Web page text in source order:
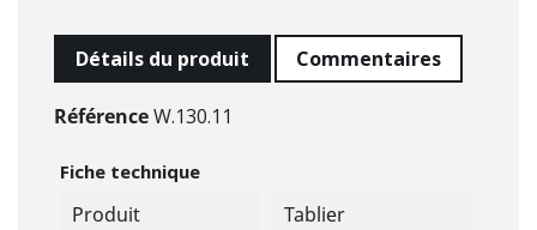
Détails du produit Commentaires
RéférenceW.130.11
Fiche technique
Produit Tablier